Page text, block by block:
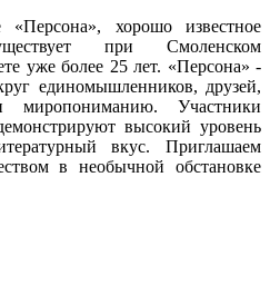
«Персона», хорошо известное
при Смоленском
уже более 25 лет. «Персона» -
единомышленников, друзей,
миропониманию. Участники
высокий уровень
вкус. Приглашаем
в необычной обстановке